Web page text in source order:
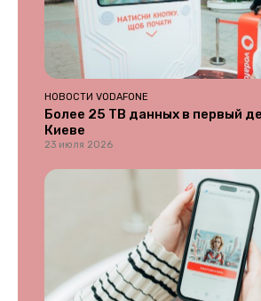
НОВОСТИ VODAFONE
Более 25 ТВ данных в первый
Киеве
23 июля 2026